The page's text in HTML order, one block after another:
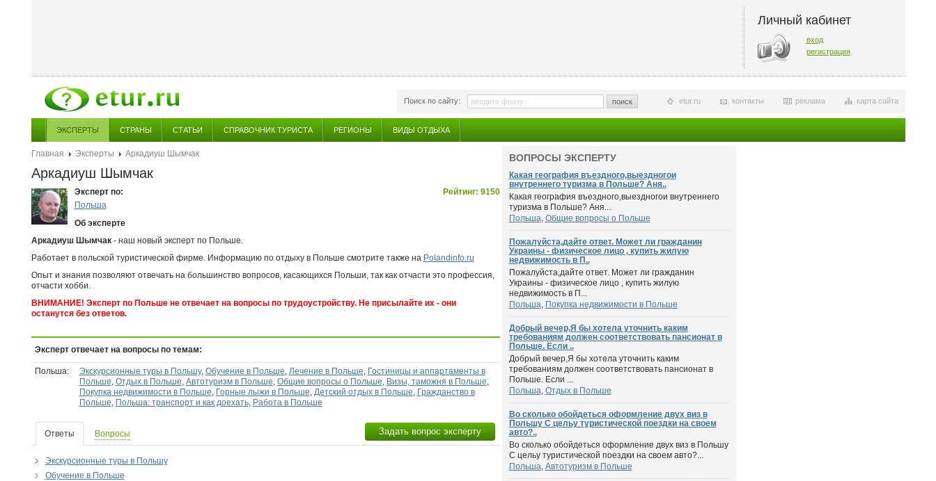
Личный кабинет
вход
регистрация
Поиск по сайту: поиск карта сайта
реклама
контакты
etur.ru
ЭКСПЕРТЫ СТРАНЫ СТАТЬИ СПРАВОЧНИК ТУРИСТА РЕГИОНЫ ВИДЫ ОТДЫХА
Главная Эксперты Аркадиуш Шымчак
Аркадиуш Шымчак
Рейтинг: 9150
Эксперт по:
Польша
Об эксперте
Аркадиуш Шымчак- наш новый эксперт по Польше.
Работает в польской туристической фирме. Информацию по отдыху в Польше смотрите также на Polandinfo.ru
Опыт и знания позволяют отвечать на большинство вопросов, касающихся Польши, так как отчасти это профессия,
отчасти хобби.
ВНИМАНИЕ! Эксперт по Польше не отвечает на вопросы по трудоустройству. Не присылайте их - они
останутся без ответов.
Эксперт отвечает на вопросы по темам:
Польша: Экскурсионные туры в Польшу, Обучение в Польше, Лечение в Польше, Гостиницы и аппартаменты в
Польше, Отдых в Польше, Автотуризм в Польше, Общие вопросы о Польше, Визы, таможня в Польше,
Покупка недвижимости в Польше, Горные лыжи в Польше, Детский отдых в Польше, Гражданство в
Польше, Польша: транспорт и как доехать, Работа в Польше
Ответы Вопросы Задать вопрос эксперту
Экскурсионные туры в Польшу
Обучение в Польше
ВОПРОСЫ ЭКСПЕРТУ
Какая география въездного,выездногои
внутреннего туризма в Польше? Аня..
Какая география въездного,выездногои внутреннего
туризма в Польше? Аня...
Польша, Общие вопросы о Польше
Пожалуйста,дайте ответ. Может ли гражданин
Украины - физическое лицо , купить жилую
недвижимость в П..
Пожалуйста,дайте ответ. Может ли гражданин
Украины - физическое лицо , купить жилую
недвижимость в П...
Польша, Покупка недвижимости в Польше
Добрый вечер,Я бы хотела уточнить каким
требованиям должен соответствовать пансионат в
Польше. Если ..
Добрый вечер,Я бы хотела уточнить каким
требованиям должен соответствовать пансионат в
Польше. Если ...
Польша, Отдых в Польше
Во сколько обойдеться оформление двух виз в
Польшу С цельу туристической поездки на своем
авто?..
Во сколько обойдеться оформление двух виз в Польшу
С цельу туристической поездки на своем авто?...
Польша, Автотуризм в Польше